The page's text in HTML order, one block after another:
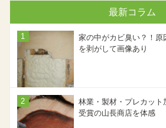
最新コラム
家の中がカビ臭い？！
を剥がして画像あり
林業・製材・プレカッ
受賞の山長商店を体感